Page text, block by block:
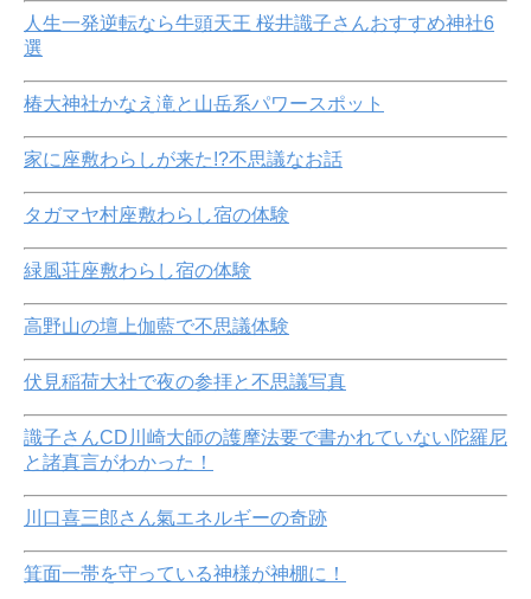
人生一発逆転なら牛頭天王 桜井識子さんおすすめ神社6
選
椿大神社かなえ滝と山岳系パワースポット
家に座敷わらしが来た!?不思議なお話
タガマヤ村座敷わらし宿の体験
緑風荘座敷わらし宿の体験
高野山の壇上伽藍で不思議体験
伏見稲荷大社で夜の参拝と不思議写真
識子さんCD川崎大師の護摩法要で書かれていない陀羅尼
と諸真言がわかった！
川口喜三郎さん氣エネルギーの奇跡
箕面一帯を守っている神様が神棚に！